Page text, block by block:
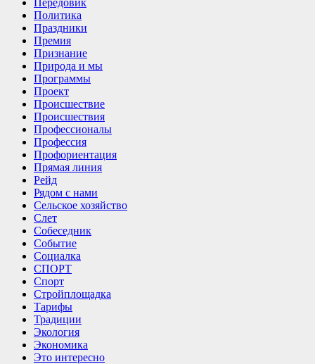
Политика
Праздники
Премия
Признание
Природа и мы
Программы
Проект
Происшествие
Происшествия
Профессионалы
Профессия
Профориентация
Прямая линия
Рейд
Рядом с нами
Сельское хозяйство
Слет
Собеседник
Событие
Социалка
СПОРТ
Спорт
Стройплощадка
Тарифы
Традиции
Экология
Экономика
Это интересно